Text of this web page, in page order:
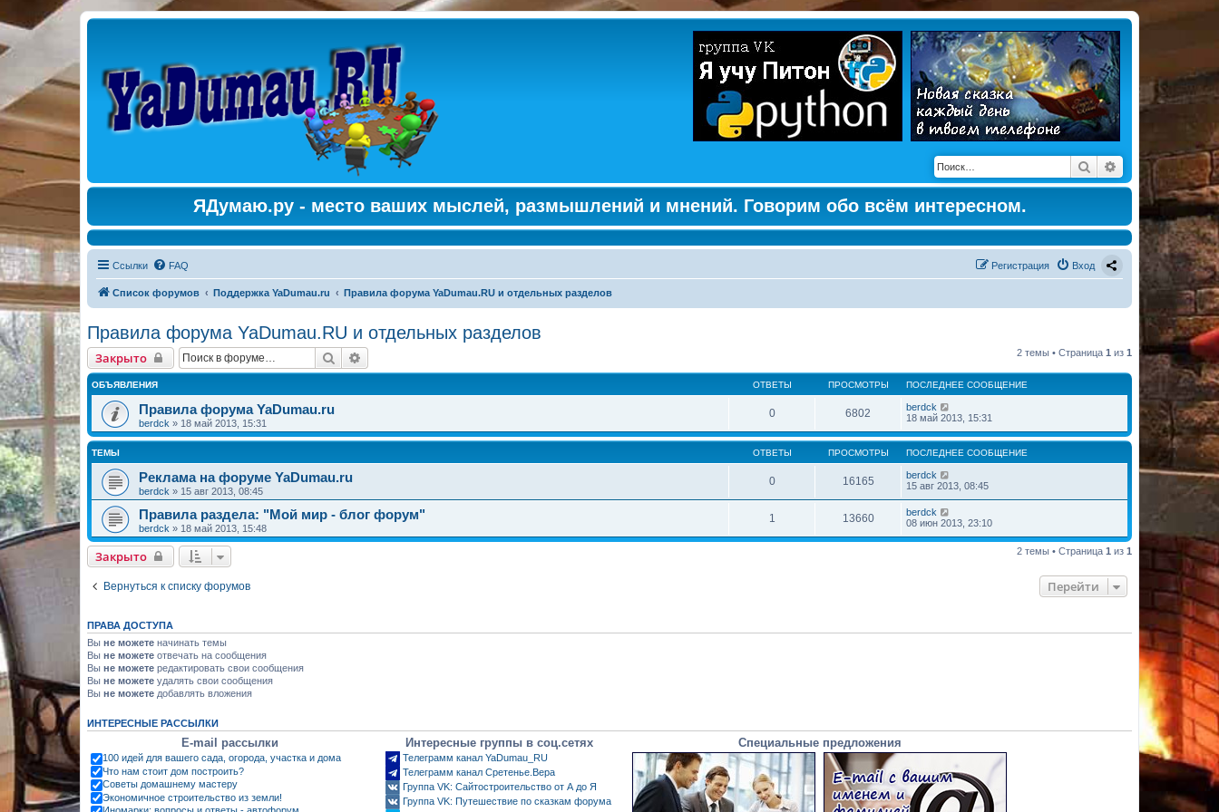
Поиск Расширенный
ЯДумаю.ру - место ваших мыслей, размышлений и мнений. Говорим обо всём интересном.
Ссылки FAQ Вход
Регистрация
Список форумов Поддержка YaDumau.ru Правила форума YaDumau.RU и отдельных разделов
Правила форума YaDumau.RU и отдельных разделов
Закрыто Поиск 2 темы • Страница 1 из 1
ОБЪЯВЛЕНИЯ ОТВЕТЫ ПРОСМОТРЫ ПОСЛЕДНЕЕ СООБЩЕНИЕ
Правила форума YaDumau.ru
berdck » 18 май 2013, 15:31
0 6802
berdck
18 май 2013, 15:31
ТЕМЫ ОТВЕТЫ ПРОСМОТРЫ ПОСЛЕДНЕЕ СООБЩЕНИЕ
Реклама на форуме YaDumau.ru
berdck » 15 авг 2013, 08:45
0 16165
berdck
15 авг 2013, 08:45
Правила раздела: "Мой мир - блог форум"
berdck » 18 май 2013, 15:48
1 13660
berdck
08 июн 2013, 23:10
Закрыто 2 темы • Страница 1 из 1
Вернуться к списку форумов Перейти
ПРАВА ДОСТУПА
Вы не можете начинать темы
Вы не можете отвечать на сообщения
Вы не можете редактировать свои сообщения
Вы не можете удалять свои сообщения
Вы не можете добавлять вложения
ИНТЕРЕСНЫЕ РАССЫЛКИ
E-mail рассылки
100 идей для вашего сада, огорода, участка и дома
Что нам стоит дом построить?
Советы домашнему мастеру
Экономичное строительство из земли!
Интересные группы в соц.сетях
Телеграмм канал YaDumau_RU
Телеграмм канал Сретенье.Вера
Группа VK: Сайтостроительство от А до Я
Группа VK: Путешествие по сказкам форума
Специальные предложения